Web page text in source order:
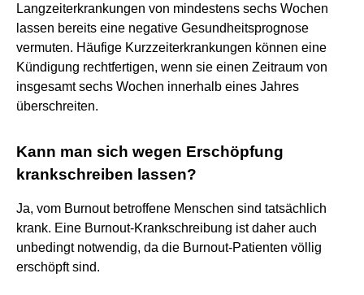
Langzeiterkrankungen von mindestens sechs Wochen
lassen bereits eine negative Gesundheitsprognose
vermuten. Häufige Kurzzeiterkrankungen können eine
Kündigung rechtfertigen, wenn sie einen Zeitraum von
insgesamt sechs Wochen innerhalb eines Jahres
überschreiten.
Kann man sich wegen Erschöpfung
krankschreiben lassen?
Ja, vom Burnout betroffene Menschen sind tatsächlich
krank. Eine Burnout-Krankschreibung ist daher auch
unbedingt notwendig, da die Burnout-Patienten völlig
erschöpft sind.